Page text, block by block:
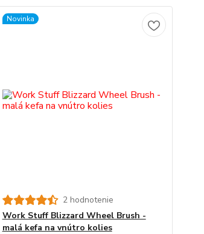
Novinka
2 hodnotenie
Work Stuff Blizzard Wheel Brush -
malá kefa na vnútro kolies